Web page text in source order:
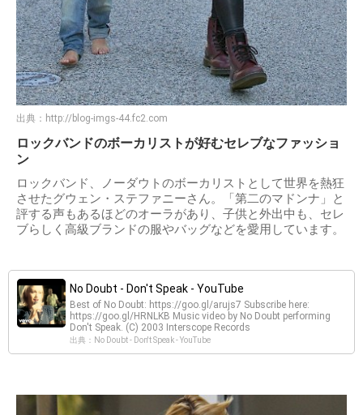
出典： http://blog-imgs-44.fc2.com
ロックバンドのボーカリストが好むセレブなファッショ
ン
ロックバンド、ノーダウトのボーカリストとして世界を熱狂
させたグウェン・ステファニーさん。「第二のマドンナ」と
評する声もあるほどのオーラがあり、子供と外出中も、セレ
ブらしく高級ブランドの服やバッグなどを愛用しています。
No Doubt - Don't Speak - YouTube
Best of No Doubt: https://goo.gl/arujs7 Subscribe here:
https://goo.gl/HRNLKB Music video by No Doubt performing
Don't Speak. (C) 2003 Interscope Records
出典：No Doubt - Don't Speak - YouTube